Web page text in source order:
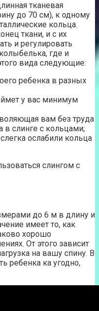
тканевая
до 70 см), к одному
кольца.
ткани, и с их
и регулировать
где и
вида следующие:
ребенка в разных
у вас минимум
вам без труда
в слинге с кольцами;
ослабили кольца
слингом с
до 6 м в длину и
имеет то, как
хорошо
От этого зависит
на вашу спину. В
ребенка ка угодно,